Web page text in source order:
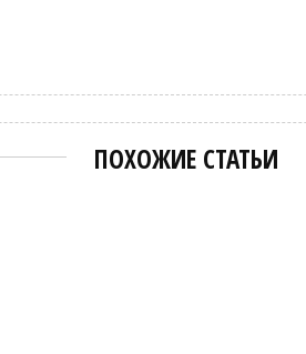
ПОХОЖИЕ СТАТЬИ